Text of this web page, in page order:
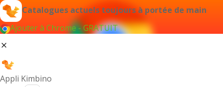
Catalogues actuels toujours à portée de main
Ajouter à Chrome - GRATUIT
Appli Kimbino